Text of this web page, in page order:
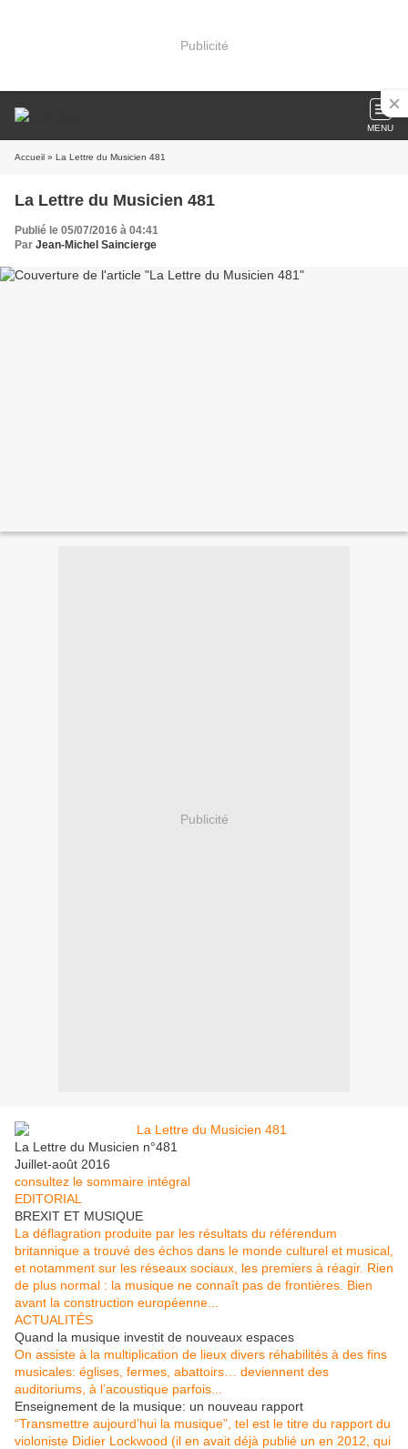
Publicité
MENU
Accueil » La Lettre du Musicien 481
La Lettre du Musicien 481
Publié le 05/07/2016 à 04:41
Par Jean-Michel Saincierge
Publicité
La Lettre du Musicien n°481
Juillet-août 2016
consultez le sommaire intégral
EDITORIAL
BREXIT ET MUSIQUE
La déflagration produite par les résultats du référendum
britannique a trouvé des échos dans le monde culturel et musical,
et notamment sur les réseaux sociaux, les premiers à réagir. Rien
de plus normal : la musique ne connaît pas de frontières. Bien
avant la construction européenne...
ACTUALITÉS
Quand la musique investit de nouveaux espaces
On assiste à la multiplication de lieux divers réhabilités à des fins
musicales: églises, fermes, abattoirs… deviennent des
auditoriums, à l’acoustique parfois...
Enseignement de la musique: un nouveau rapport
“Transmettre aujourd’hui la musique”, tel est le titre du rapport du
violoniste Didier Lockwood (il en avait déjà publié un en 2012, qui